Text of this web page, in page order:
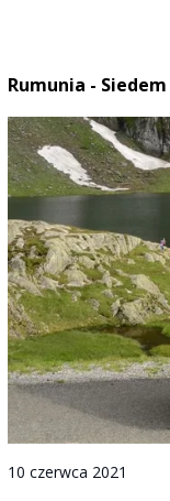
Rumunia -
10 czerwca 2021